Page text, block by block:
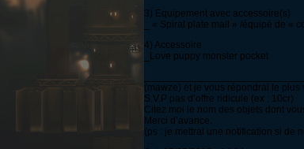
3) Equipement avec accessoire(s)
_ « Spiral plate mail » /équipé de «
4) Accessoire
_Love puppy monster pocket
(mawze) et je vous répondrai le plus
S.V.P pas d’offre ridicule (ex : 10cr)
Citez moi le nom des objets dont
Merci d’avance.
(ps : je mettrai une notification si de